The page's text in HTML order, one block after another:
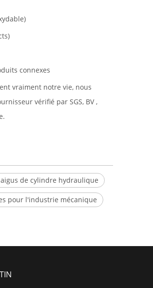
connexes
vraiment notre vie, nous
vérifié par SGS, BV ,
de cylindre hydraulique
pour l'industrie mécanique